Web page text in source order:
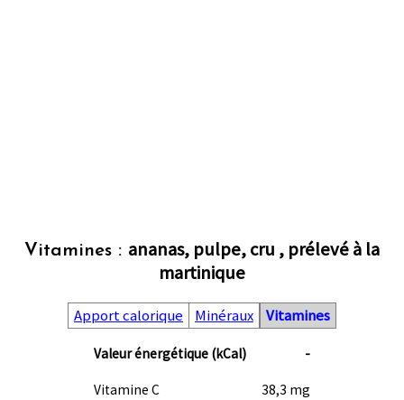
Vitamines : ananas, pulpe, cru , prélevé à la
martinique
Apport calorique Minéraux Vitamines
Valeur énergétique (kCal) -
Vitamine C 38,3 mg